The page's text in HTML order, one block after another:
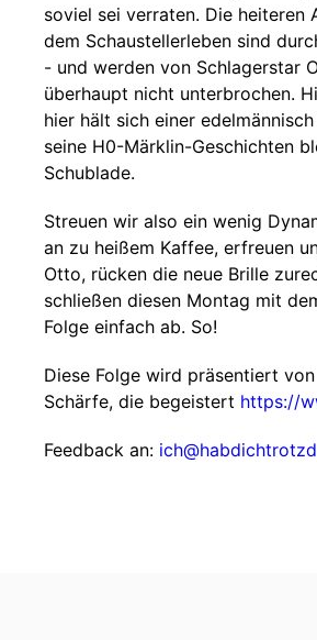
soviel sei verraten. Die heiteren
dem Schaustellerleben sind
- und werden von Schlagerstar
überhaupt nicht unterbrochen.
hier hält sich einer
seine H0-Märklin-Geschichten
Schublade.
Streuen wir also ein wenig
an zu heißem Kaffee, erfreuen
Otto, rücken die neue Brille
schließen diesen Montag mit
Folge einfach ab. So!
Diese Folge wird präsentiert von
Schärfe, die begeistert https://
Feedback an: